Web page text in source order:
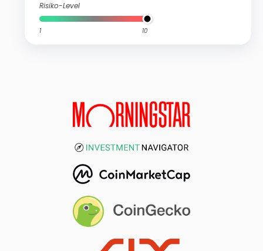
Risiko-Level
1 10